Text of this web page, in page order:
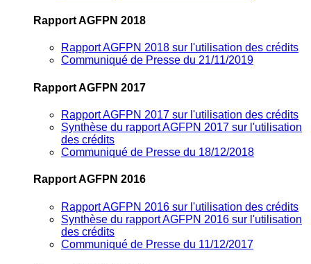
Rapport AGFPN 2018
Rapport AGFPN 2018 sur l'utilisation des crédits
Communiqué de Presse du 21/11/2019
Rapport AGFPN 2017
Rapport AGFPN 2017 sur l'utilisation des crédits
Synthèse du rapport AGFPN 2017 sur l'utilisation
des crédits
Communiqué de Presse du 18/12/2018
Rapport AGFPN 2016
Rapport AGFPN 2016 sur l'utilisation des crédits
Synthèse du rapport AGFPN 2016 sur l'utilisation
des crédits
Communiqué de Presse du 11/12/2017